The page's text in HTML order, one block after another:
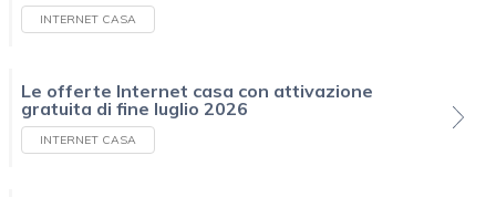
INTERNET CASA
Le offerte Internet casa con attivazione
gratuita di fine luglio 2026
INTERNET CASA